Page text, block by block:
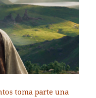
toma parte una